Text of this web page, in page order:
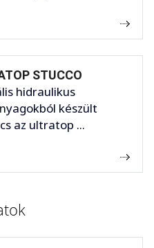
STUCCO
hidraulikus
készült
az ultratop ...